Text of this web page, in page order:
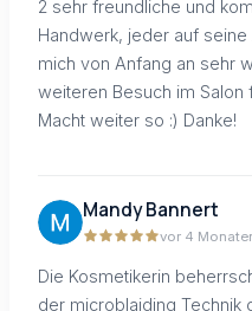
2 sehr freundliche und
Handwerk, jeder auf
mich von Anfang an sehr
weiteren Besuch im Salon
Macht weiter so :) Danke!
Mandy Bannert
vor 4
Die Kosmetikerin
der microblaiding Technik